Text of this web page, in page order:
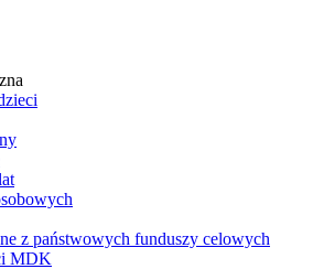
z państwowych funduszy celowych
MDK